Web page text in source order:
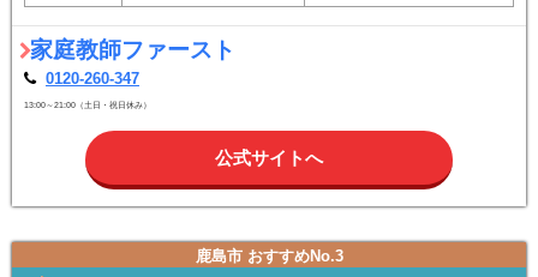
家庭教師ファースト
0120-260-347
13:00～21:00（土日・祝日休み）
公式サイトへ
鹿島市 おすすめNo.3